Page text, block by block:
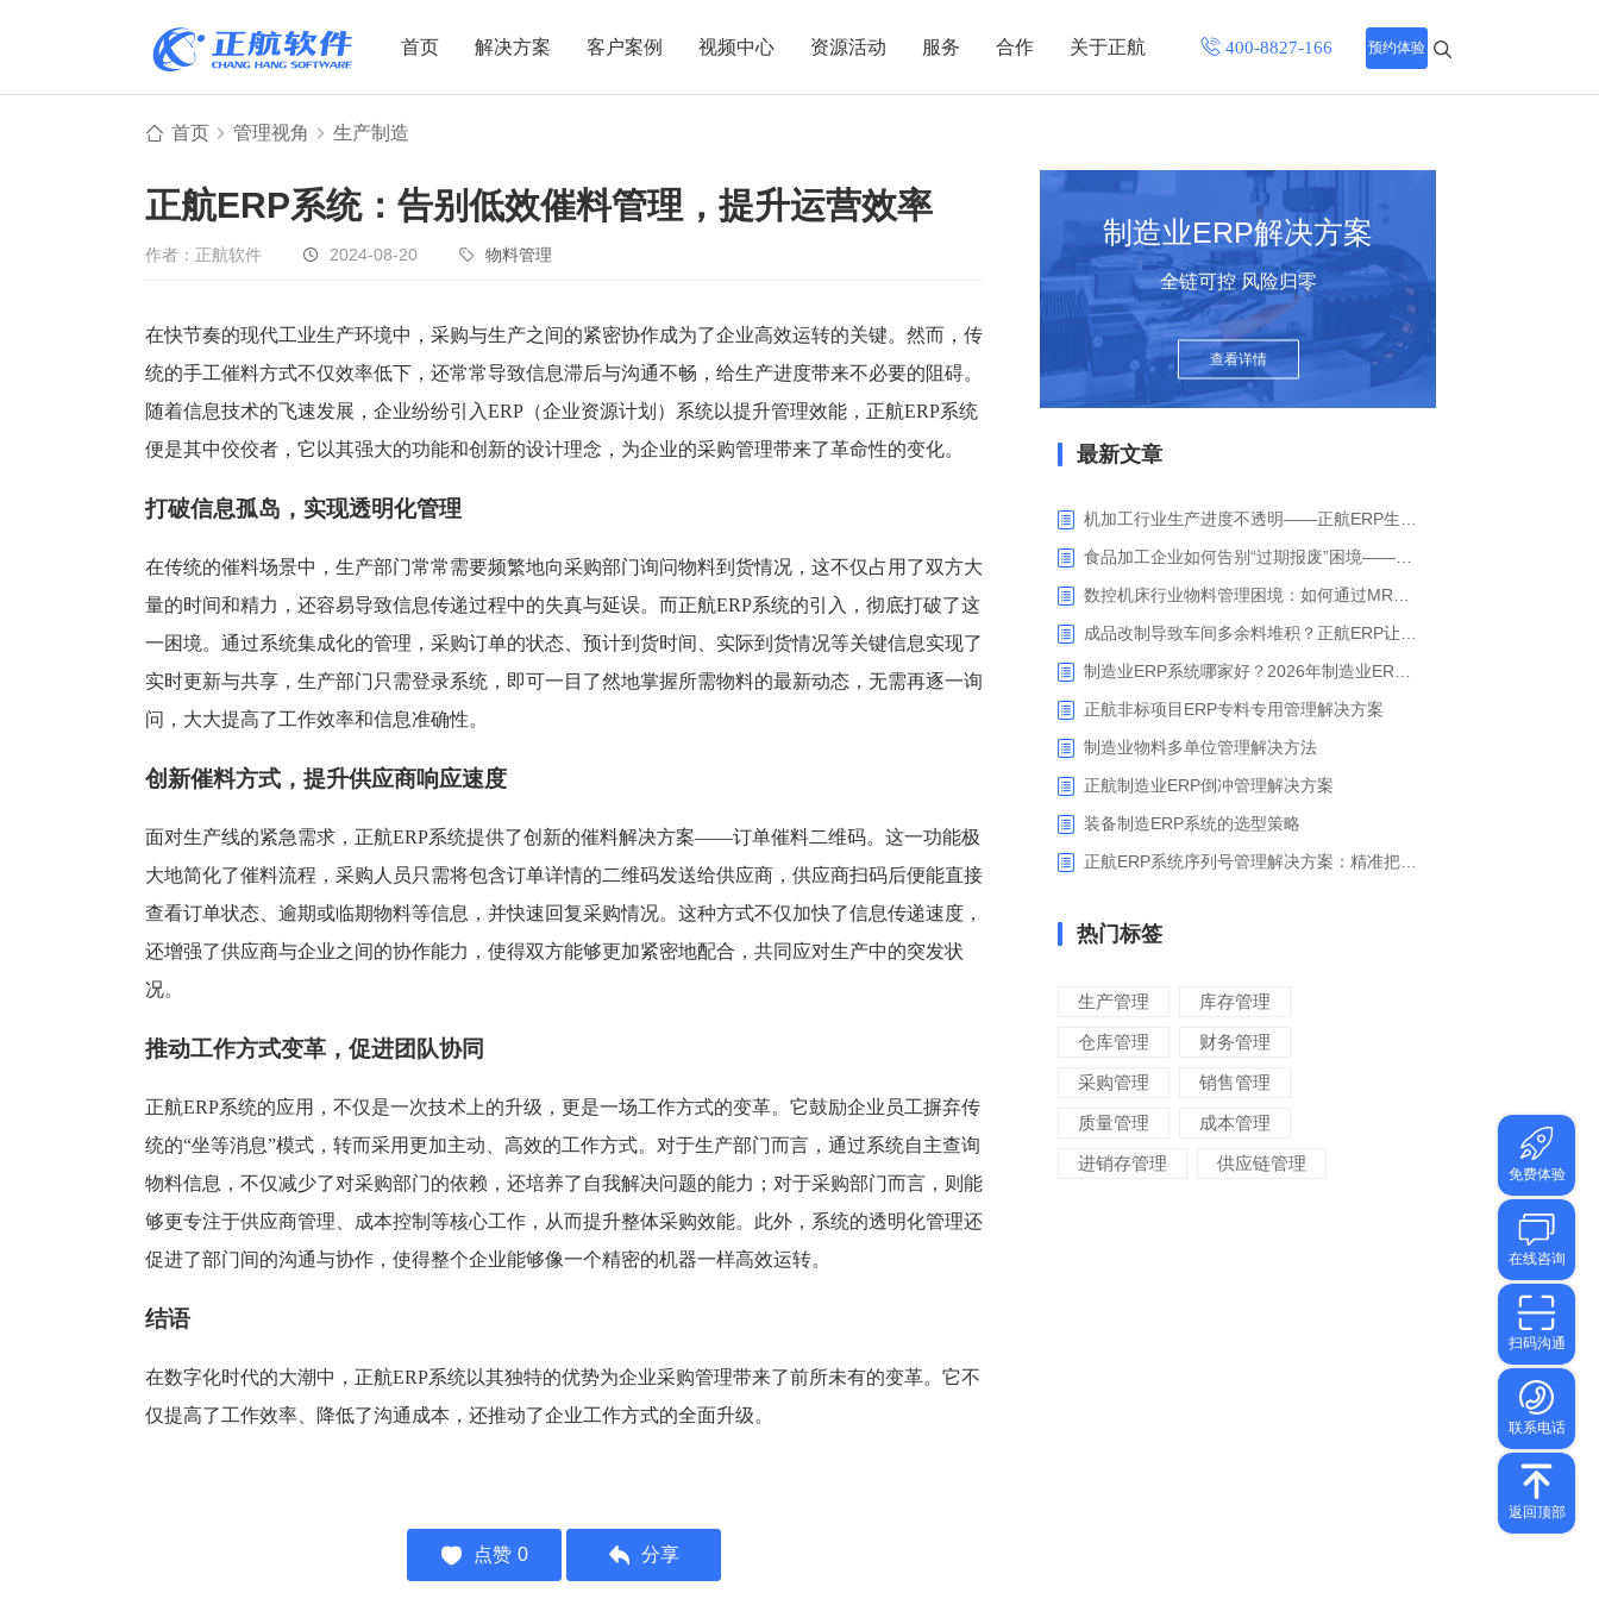
首页 解决方案
设备制造
非标自动化
电子制造
装备制造
机械行业
五金行业
PCB行业
智能制造
电子贸易
元器件贸易
大宗贸易
IC贸易行业
项目型接单
批发类销售
工贸一体型
工业设备贸易
生产管理
销售管理
成本核算
财务管理
质量管理
进销存管理
APS排程
移动报工
智能物流
报价接单
交期管理
替代料管理
客户案例
机电设备 家用电器 电子制造
机械制造
视频中心 资源活动
市场活动
服务
售后服务
合作 关于正航
正航简介
正航文化
联系正航
网站导航
预约体验
首页 管理视角 生产制造
正航ERP系统：告别低效催料管理，提升运营效率
作者：正航软件 2024-08-20 物料管理
在快节奏的现代工业生产环境中，采购与生产之间的紧密协作成为了企业高效运转的关键。然而，传
统的手工催料方式不仅效率低下，还常常导致信息滞后与沟通不畅，给生产进度带来不必要的阻碍。
随着信息技术的飞速发展，企业纷纷引入ERP（企业资源计划）系统以提升管理效能，正航ERP系统
便是其中佼佼者，它以其强大的功能和创新的设计理念，为企业的采购管理带来了革命性的变化。
打破信息孤岛，实现透明化管理
在传统的催料场景中，生产部门常常需要频繁地向采购部门询问物料到货情况，这不仅占用了双方大
量的时间和精力，还容易导致信息传递过程中的失真与延误。而正航ERP系统的引入，彻底打破了这
一困境。通过系统集成化的管理，采购订单的状态、预计到货时间、实际到货情况等关键信息实现了
实时更新与共享，生产部门只需登录系统，即可一目了然地掌握所需物料的最新动态，无需再逐一询
问，大大提高了工作效率和信息准确性。
创新催料方式，提升供应商响应速度
面对生产线的紧急需求，正航ERP系统提供了创新的催料解决方案——订单催料二维码。这一功能极
大地简化了催料流程，采购人员只需将包含订单详情的二维码发送给供应商，供应商扫码后便能直接
查看订单状态、逾期或临期物料等信息，并快速回复采购情况。这种方式不仅加快了信息传递速度，
还增强了供应商与企业之间的协作能力，使得双方能够更加紧密地配合，共同应对生产中的突发状
况。
推动工作方式变革，促进团队协同
正航ERP系统的应用，不仅是一次技术上的升级，更是一场工作方式的变革。它鼓励企业员工摒弃传
统的“坐等消息”模式，转而采用更加主动、高效的工作方式。对于生产部门而言，通过系统自主查询
物料信息，不仅减少了对采购部门的依赖，还培养了自我解决问题的能力；对于采购部门而言，则能
够更专注于供应商管理、成本控制等核心工作，从而提升整体采购效能。此外，系统的透明化管理还
促进了部门间的沟通与协作，使得整个企业能够像一个精密的机器一样高效运转。
结语
在数字化时代的大潮中，正航ERP系统以其独特的优势为企业采购管理带来了前所未有的变革。它不
仅提高了工作效率、降低了沟通成本，还推动了企业工作方式的全面升级。
点赞 0 分享
制造业ERP解决方案
全链可控 风险归零
查看详情
最新文章
正航非标项目ERP专料专用管理解决方案
制造业物料多单位管理解决方法
正航制造业ERP倒冲管理解决方案
装备制造ERP系统的选型策略
热门标签
生产管理
库存管理
仓库管理
财务管理
采购管理
销售管理
质量管理
成本管理
进销存管理
供应链管理